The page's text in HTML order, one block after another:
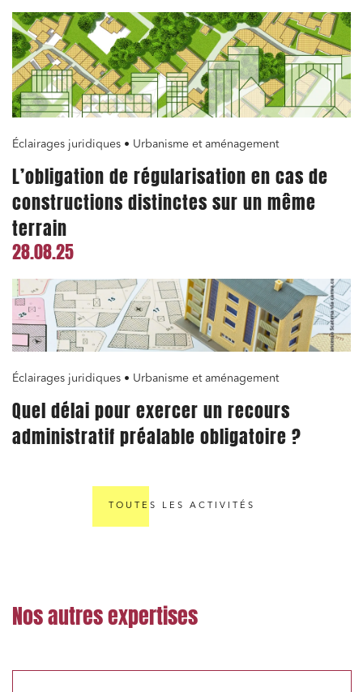
Éclairages juridiques • Urbanisme et aménagement
L’obligation de régularisation en cas de
constructions distinctes sur un même
terrain
28.08.25
Éclairages juridiques • Urbanisme et aménagement
Quel délai pour exercer un recours
administratif préalable obligatoire ?
TOUTES LES ACTIVITÉS
Nos autres expertises